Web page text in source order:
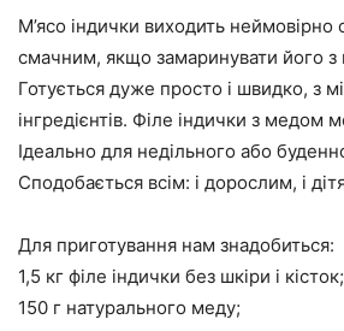
М’ясо індички виходить неймовірно
смачним, якщо замаринувати його з
Готується дуже просто і швидко, з
інгредієнтів. Філе індички з медом
Ідеально для недільного або
Сподобається всім: і дорослим, і
Для приготування нам знадобиться:
1,5 кг філе індички без шкіри і кісток;
150 г натурального меду;